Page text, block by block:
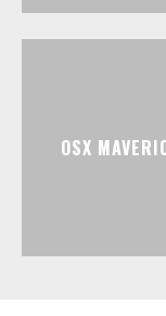
OSX